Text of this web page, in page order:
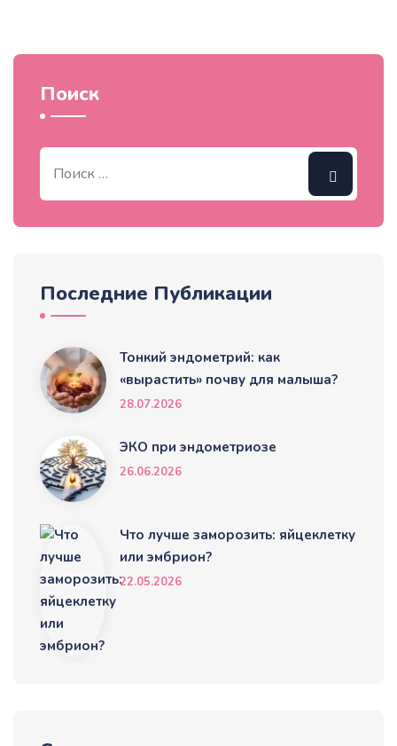
Поиск
Последние Публикации
Тонкий эндометрий: как
«вырастить» почву для малыша?
28.07.2026
ЭКО при эндометриозе
26.06.2026
Что лучше заморозить: яйцеклетку
или эмбрион?
22.05.2026